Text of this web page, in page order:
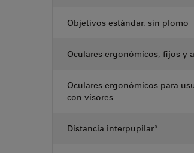
Objetivos estándar, sin plomo
Oculares ergonómicos, fijos y
Oculares ergonómicos para
con visores
Distancia interpupilar*